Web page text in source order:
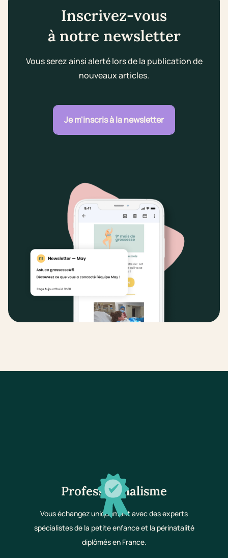
Inscrivez-vous
à notre newsletter
Vous serez ainsi alerté lors de la publication de
nouveaux articles.
Je m'inscris à la newsletter
Professionnalisme
Vous échangez uniquement avec des experts
spécialistes de la petite enfance et la périnatalité
diplômés en France.